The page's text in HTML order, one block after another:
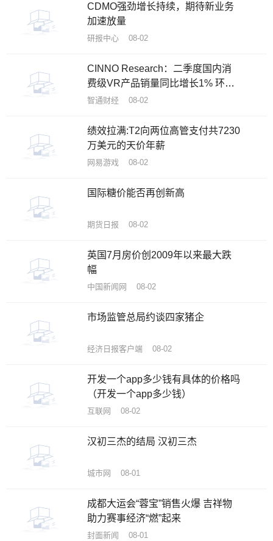
CDMO强劲增长持续，期待新业务
加速放量
研报中心 08-02
CINNO Research：二季度国内消
费级VR产品销量同比增长1% 环比
下滑10%
智通财经 08-02
绩效拉满:T2向两位高管支付共7230
万美元的天价年薪
网易游戏 08-02
国际糖价能否再创新高
期货日报 08-02
英国7月房价创2009年以来最大跌
幅
中国新闻网 08-02
市场监管总局约谈四家猪企
经济日报客户端 08-02
开发一个app多少钱有具体的价格吗
（开发一个app多少钱）
互联网 08-02
汉初三杰的结局 汉初三杰
城市网 08-01
成都大运会“蓉宝”销售火爆 吉祥物
助力赛事经济“燃”起来
封面新闻 08-01